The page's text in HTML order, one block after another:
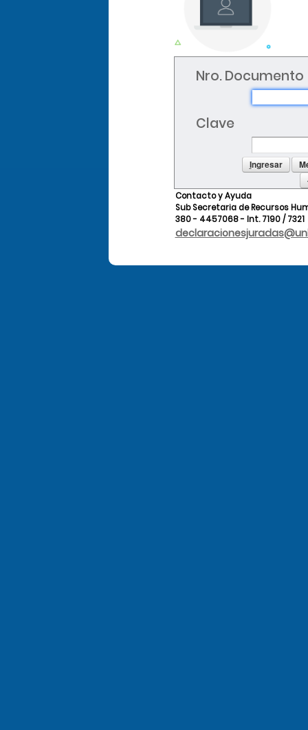
Nro. Documento
Clave
Ingresar
Contacto y Ayuda
Sub Secretaria de Recursos
380 - 4457068 - Int. 7190 / 7321